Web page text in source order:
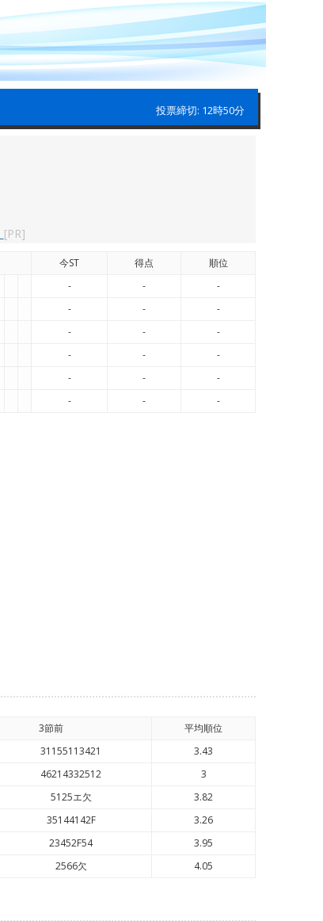
投票締切: 12時50分
[PR]
今ST 得点
順位
- -
-
- -
-
- -
-
- -
-
- -
-
- - -
3節前 平均順位
31155113421
3.43
46214332512
3
5125エ欠
3.82
35144142F
3.26
23452F54
3.95
2566欠 4.05